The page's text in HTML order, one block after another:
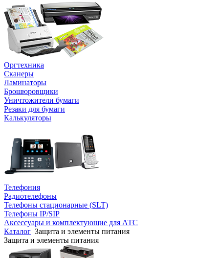
Оргтехника
Сканеры
Ламинаторы
Брошюровщики
Уничтожители бумаги
Резаки для бумаги
Калькуляторы
Телефония
Радиотелефоны
Телефоны стационарные (SLT)
Телефоны IP/SIP
Аксессуары и комплектующие для АТС
Каталог Защита и элементы питания
Защита и элементы питания